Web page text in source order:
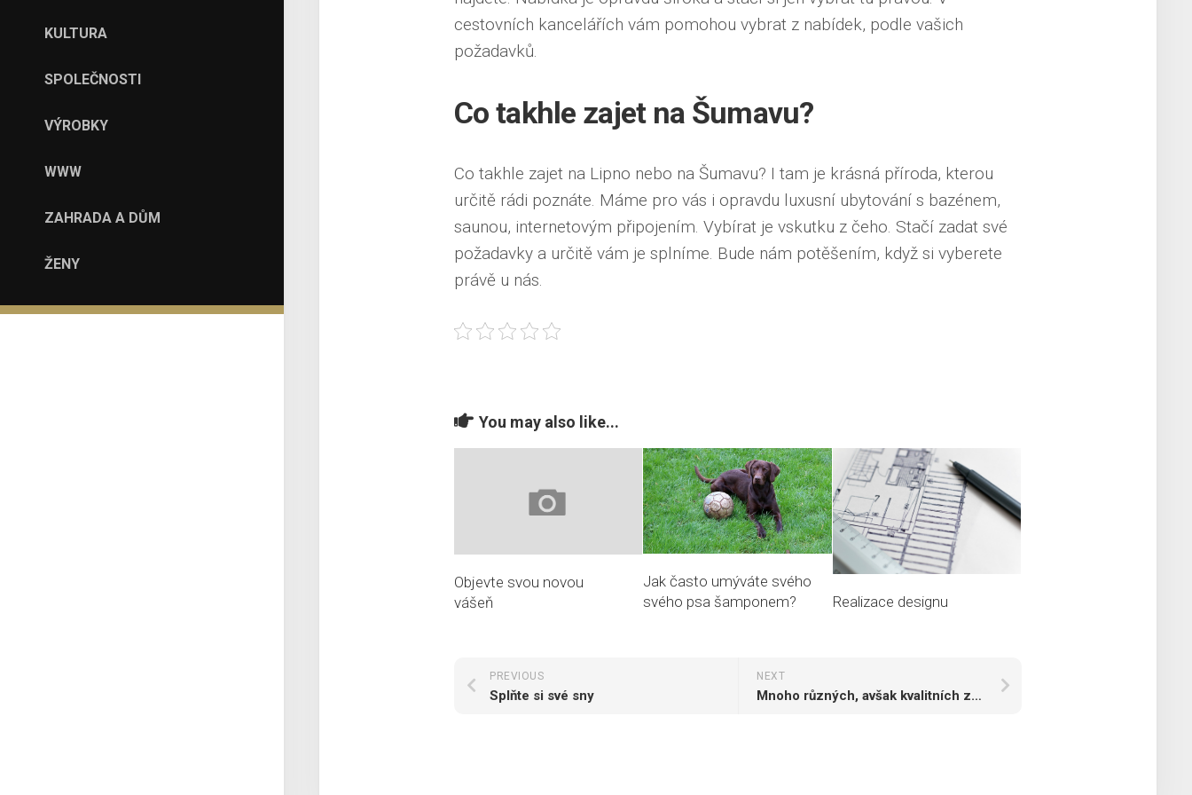
KULTURA
SPOLEČNOSTI
VÝROBKY
WWW
ZAHRADA A DŮM
ŽENY
cestovních kancelářích vám pomohou vybrat z nabídek, podle vašich
požadavků.
Co takhle zajet na Šumavu?
Co takhle zajet na Lipno nebo na Šumavu? I tam je krásná příroda, kterou
určitě rádi poznáte. Máme pro vás i opravdu luxusní ubytování s bazénem,
saunou, internetovým připojením. Vybírat je vskutku z čeho. Stačí zadat své
požadavky a určitě vám je splníme. Bude nám potěšením, když si vyberete
právě u nás.
You may also like...
Objevte svou novou
vášeň
Jak často umýváte svého
svého psa šamponem?
Realizace designu
NEXT
Mnoho různých, avšak kvalitních značek
PREVIOUS
Splňte si své sny